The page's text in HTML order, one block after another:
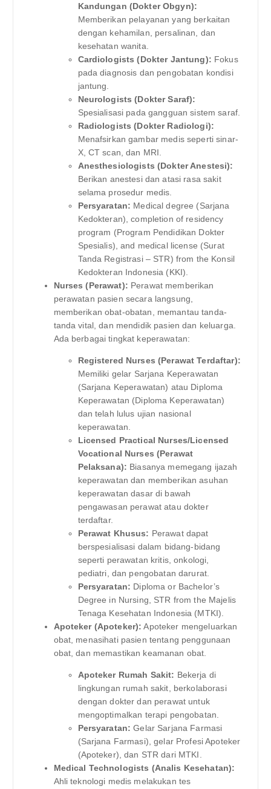
Kandungan (Dokter Obgyn):
Memberikan pelayanan yang berkaitan
dengan kehamilan, persalinan, dan
kesehatan wanita.
Cardiologists (Dokter Jantung): Fokus
pada diagnosis dan pengobatan kondisi
jantung.
Neurologists (Dokter Saraf):
Spesialisasi pada gangguan sistem saraf.
Radiologists (Dokter Radiologi):
Menafsirkan gambar medis seperti sinar-
X, CT scan, dan MRI.
Anesthesiologists (Dokter Anestesi):
Berikan anestesi dan atasi rasa sakit
selama prosedur medis.
Persyaratan: Medical degree (Sarjana
Kedokteran), completion of residency
program (Program Pendidikan Dokter
Spesialis), and medical license (Surat
Tanda Registrasi – STR) from the Konsil
Kedokteran Indonesia (KKI).
Nurses (Perawat): Perawat memberikan
perawatan pasien secara langsung,
memberikan obat-obatan, memantau tanda-
tanda vital, dan mendidik pasien dan keluarga.
Ada berbagai tingkat keperawatan:
Registered Nurses (Perawat Terdaftar):
Memiliki gelar Sarjana Keperawatan
(Sarjana Keperawatan) atau Diploma
Keperawatan (Diploma Keperawatan)
dan telah lulus ujian nasional
keperawatan.
Licensed Practical Nurses/Licensed
Vocational Nurses (Perawat
Pelaksana): Biasanya memegang ijazah
keperawatan dan memberikan asuhan
keperawatan dasar di bawah
pengawasan perawat atau dokter
terdaftar.
Perawat Khusus: Perawat dapat
berspesialisasi dalam bidang-bidang
seperti perawatan kritis, onkologi,
pediatri, dan pengobatan darurat.
Persyaratan: Diploma or Bachelor’s
Degree in Nursing, STR from the Majelis
Tenaga Kesehatan Indonesia (MTKI).
Apoteker (Apoteker): Apoteker mengeluarkan
obat, menasihati pasien tentang penggunaan
obat, dan memastikan keamanan obat.
Apoteker Rumah Sakit: Bekerja di
lingkungan rumah sakit, berkolaborasi
dengan dokter dan perawat untuk
mengoptimalkan terapi pengobatan.
Persyaratan: Gelar Sarjana Farmasi
(Sarjana Farmasi), gelar Profesi Apoteker
(Apoteker), dan STR dari MTKI.
Medical Technologists (Analis Kesehatan):
Ahli teknologi medis melakukan tes